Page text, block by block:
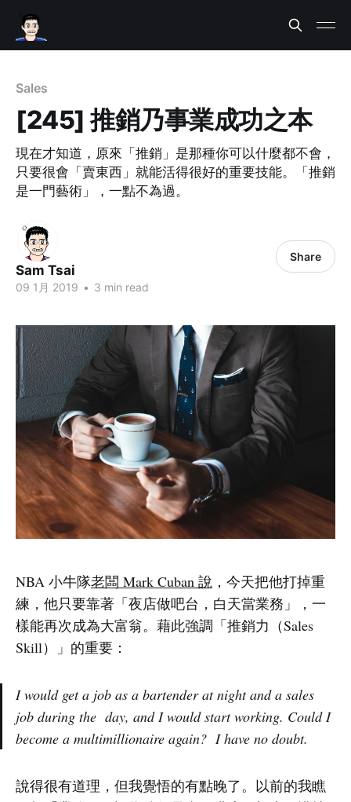
Sales
[245] 推銷乃事業成功之本
現在才知道，原來「推銷」是那種你可以什麼都不會，
只要很會「賣東西」就能活得很好的重要技能。「推銷
是一門藝術」，一點不為過。
Sam Tsai
09 1月 2019 • 3 min read
Share
NBA 小牛隊老闆 Mark Cuban 說 ，今天把他打掉重
練，他只要靠著「夜店做吧台，白天當業務」，一
樣能再次成為大富翁。藉此強調「推銷力（Sales
Skill）」的重要：
I would get a job as a bartender at night and a sales
job during the day, and I would start working. Could I
become a multimillionaire again? I have no doubt.
說得很有道理，但我覺悟的有點晚了。以前的我瞧